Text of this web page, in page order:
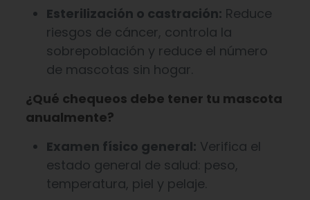
Esterilización o castración: Reduce
riesgos de cáncer, controla la
sobrepoblación y reduce el número
de mascotas sin hogar.
¿Qué chequeos debe tener tu mascota
anualmente?
Examen físico general: Verifica el
estado general de salud: peso,
temperatura, piel y pelaje.